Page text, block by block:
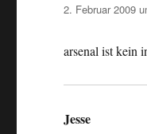
2. Februar 2009
arsenal ist kein
Jesse